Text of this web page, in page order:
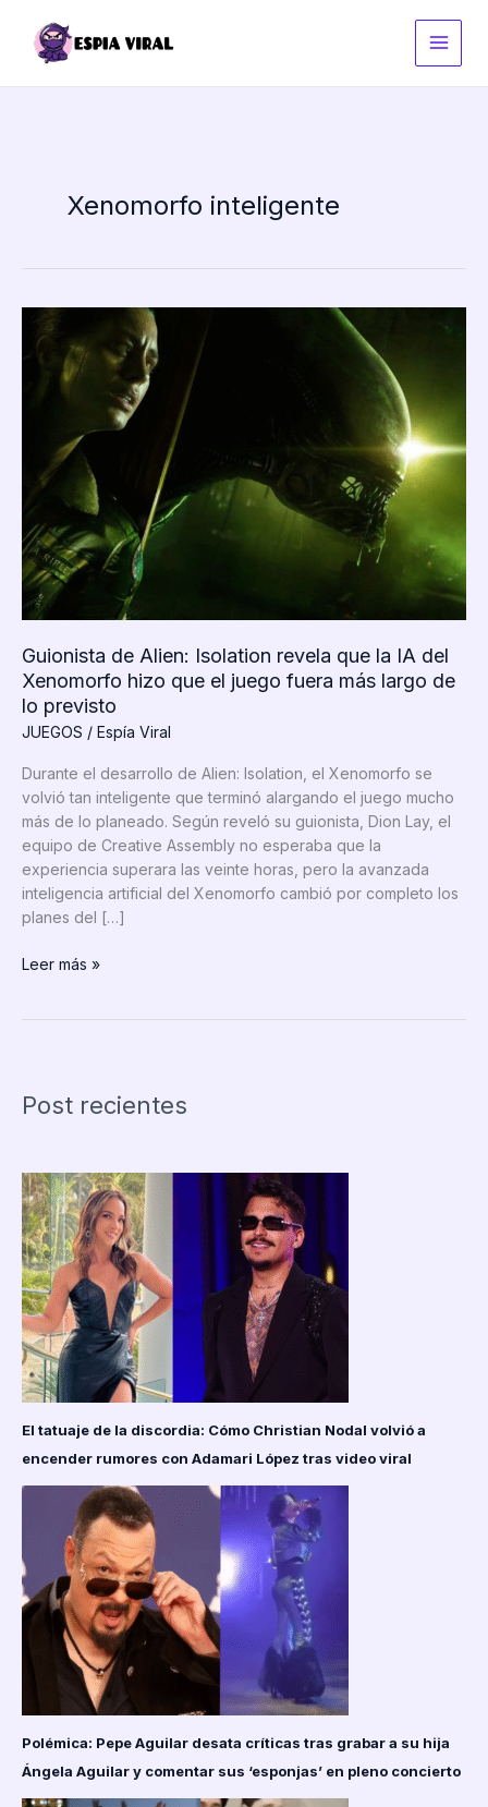
contenido
Xenomorfo inteligente
Guionista de Alien: Isolation revela que la IA del
Xenomorfo hizo que el juego fuera más largo de
lo previsto
JUEGOS / Espía Viral
Durante el desarrollo de Alien: Isolation, el Xenomorfo se
volvió tan inteligente que terminó alargando el juego mucho
más de lo planeado. Según reveló su guionista, Dion Lay, el
equipo de Creative Assembly no esperaba que la
experiencia superara las veinte horas, pero la avanzada
inteligencia artificial del Xenomorfo cambió por completo los
planes del […]
Guionista
la
Xenomorfo
hizo
que
el
juego
fuera
más
largo
de
lo
Leer más »
Post recientes
El tatuaje de la discordia: Cómo Christian Nodal volvió a
encender rumores con Adamari López tras video viral
Polémica: Pepe Aguilar desata críticas tras grabar a su hija
Ángela Aguilar y comentar sus ‘esponjas’ en pleno concierto